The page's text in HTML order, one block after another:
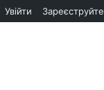
Увійти